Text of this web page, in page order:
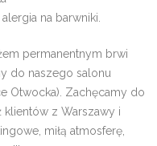
na barwniki.
permanentnym brwi
do naszego salonu
Otwocka). Zachęcamy do
klientów z Warszawy i
miłą atmosferę,